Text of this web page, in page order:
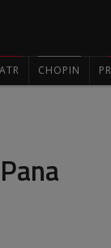
CHOPIN